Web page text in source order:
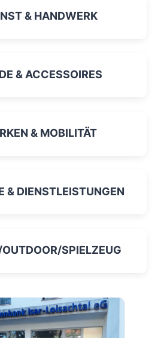
& HANDWERK
& ACCESSOIRES
& MOBILITÄT
& DIENSTLEISTUNGEN
SPIELZEUG